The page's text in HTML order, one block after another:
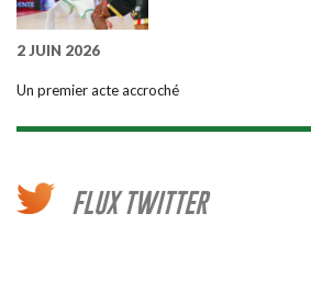
2 JUIN 2026
Un premier acte accroché
FLUX TWITTER